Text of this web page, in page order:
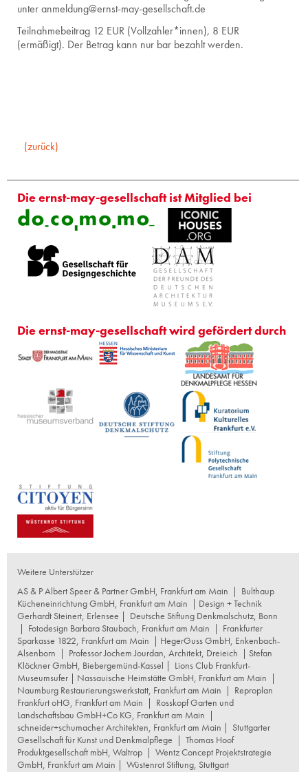
unter anmeldung@ernst-may-gesellschaft.de
Teilnahmebeitrag 12 EUR (Vollzahler*innen), 8 EUR
(ermäßigt). Der Betrag kann nur bar bezahlt werden.
(zurück)
Die ernst-may-gesellschaft ist Mitglied bei
Die ernst-may-gesellschaft wird gefördert durch
Weitere Unterstützer
AS & P Albert Speer & Partner GmbH, Frankfurt am Main
Bulthaup
Kücheneinrichtung GmbH, Frankfurt am Main | Design + Technik
Gerhardt Steinert, Erlensee | Deutsche Stiftung Denkmalschutz, Bonn
Fotodesign Barbara Staubach, Frankfurt am Main
Frankfurter
Sparkasse 1822, Frankfurt am Main
HegerGuss GmbH, Enkenbach-
Alsenborn
Professor Jochem Jourdan, Architekt, Dreieich | Stefan
Klöckner GmbH, Biebergemünd-Kassel | Lions Club Frankfurt-
Museumsufer
Nassauische Heimstätte GmbH, Frankfurt am Main
Naumburg Restaurierungswerkstatt, Frankfurt am Main
Reproplan
Frankfurt oHG, Frankfurt am Main
Rosskopf Garten und
Landschaftsbau GmbH+Co KG, Frankfurt am Main
schneider+schumacher Architekten, Frankfurt am Main
Stuttgarter
Gesellschaft für Kunst und Denkmalpflege
Thomas Hoof
Produktgesellschaft mbH, Waltrop
Wentz Concept Projektstrategie
GmbH, Frankfurt am Main
Wüstenrot Stiftung, Stuttgart